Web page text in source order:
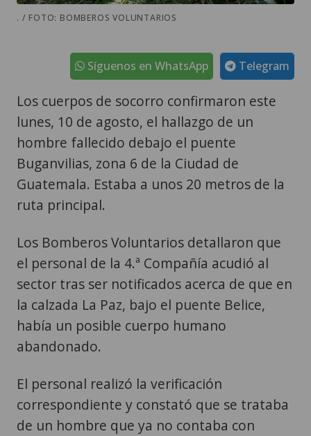
. / FOTO: BOMBEROS VOLUNTARIOS
Telegram
Síguenos en WhatsApp
Los cuerpos de socorro confirmaron este
lunes, 10 de agosto, el hallazgo de un
hombre fallecido debajo el puente
Buganvilias, zona 6 de la Ciudad de
Guatemala. Estaba a unos 20 metros de la
ruta principal.
Los Bomberos Voluntarios detallaron que
el personal de la 4.ª Compañía acudió al
sector tras ser notificados acerca de que en
la calzada La Paz, bajo el puente Belice,
había un posible cuerpo humano
abandonado.
El personal realizó la verificación
correspondiente y constató que se trataba
de un hombre que ya no contaba con